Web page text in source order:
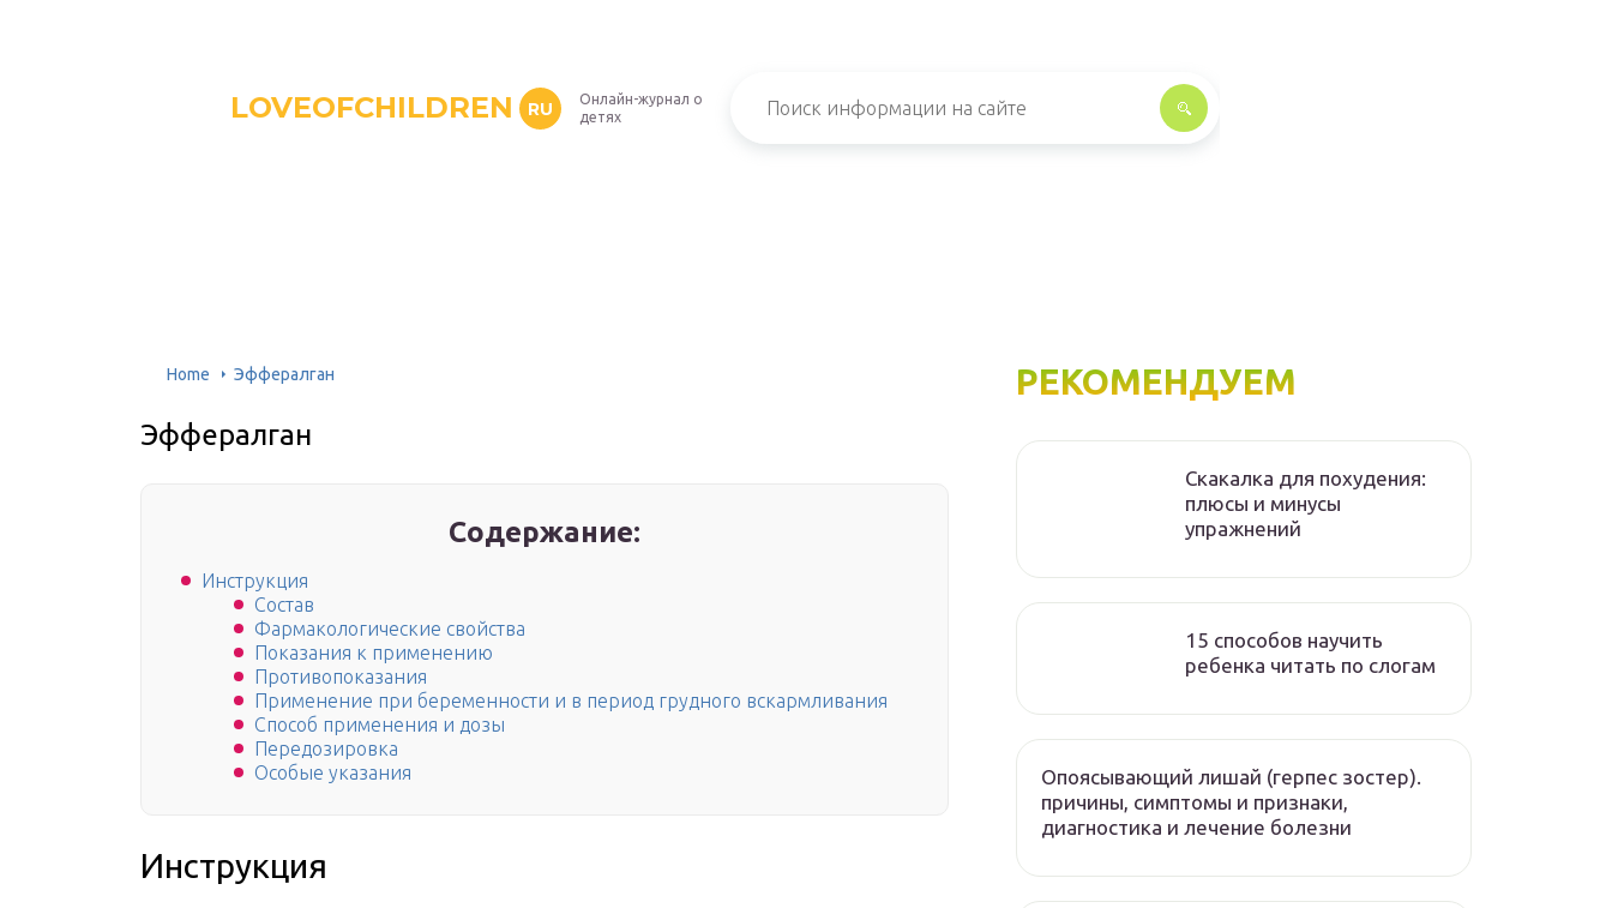
LOVEOFCHILDREN RU
Онлайн-журнал о
детях
Home Эффералган
Эффералган
Содержание:
Инструкция
Состав
Фармакологические свойства
Показания к применению
Противопоказания
Применение при беременности и в период грудного вскармливания
Способ применения и дозы
Передозировка
Особые указания
Инструкция
РЕКОМЕНДУЕМ
Скакалка для похудения:
плюсы и минусы
упражнений
15 способов научить
ребенка читать по слогам
Опоясывающий лишай (герпес зостер).
причины, симптомы и признаки,
диагностика и лечение болезни